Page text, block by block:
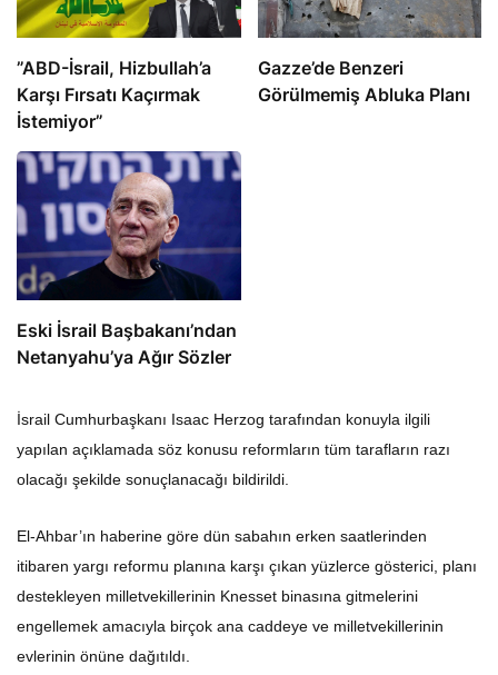
​​​​​​​”ABD-İsrail, Hizbullah’a
Karşı Fırsatı Kaçırmak
İstemiyor”
​​​​​​​Gazze’de Benzeri
Görülmemiş Abluka Planı
Eski İsrail Başbakanı’ndan
Netanyahu’ya Ağır Sözler
İsrail Cumhurbaşkanı Isaac Herzog tarafından konuyla ilgili
yapılan açıklamada söz konusu reformların tüm tarafların razı
olacağı şekilde sonuçlanacağı bildirildi.
El-Ahbar’ın haberine göre dün sabahın erken saatlerinden
itibaren yargı reformu planına karşı çıkan yüzlerce gösterici, planı
destekleyen milletvekillerinin Knesset binasına gitmelerini
engellemek amacıyla birçok ana caddeye ve milletvekillerinin
evlerinin önüne dağıtıldı.